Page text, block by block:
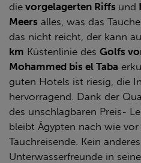
die vorgelagerten Riffs und
Meers alles, was das
das nicht reicht, der kann
km Küstenlinie des Golfs
Mohammed bis el Taba
guten Hotels ist riesig, die
hervorragend. Dank der
des unschlagbaren Preis-
bleibt Ägypten nach wie
Tauchreisende. Kein
Unterwasserfreunde in